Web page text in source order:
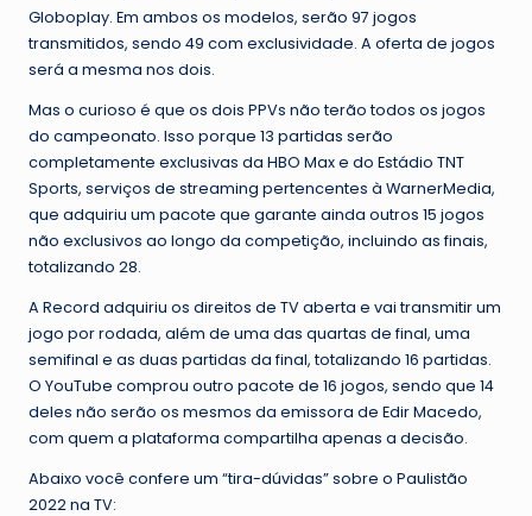
Globoplay. Em ambos os modelos, serão 97 jogos
transmitidos, sendo 49 com exclusividade. A oferta de jogos
será a mesma nos dois.
Mas o curioso é que os dois PPVs não terão todos os jogos
do campeonato. Isso porque 13 partidas serão
completamente exclusivas da HBO Max e do Estádio TNT
Sports, serviços de streaming pertencentes à WarnerMedia,
que adquiriu um pacote que garante ainda outros 15 jogos
não exclusivos ao longo da competição, incluindo as finais,
totalizando 28.
A Record adquiriu os direitos de TV aberta e vai transmitir um
jogo por rodada, além de uma das quartas de final, uma
semifinal e as duas partidas da final, totalizando 16 partidas.
O YouTube comprou outro pacote de 16 jogos, sendo que 14
deles não serão os mesmos da emissora de Edir Macedo,
com quem a plataforma compartilha apenas a decisão.
Abaixo você confere um “tira-dúvidas” sobre o Paulistão
2022 na TV: